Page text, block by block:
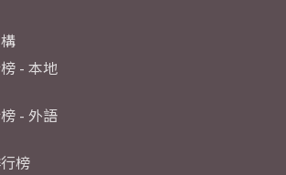
- 本地
- 外語
榜